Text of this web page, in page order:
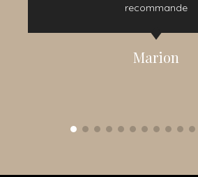
recommande
Marion